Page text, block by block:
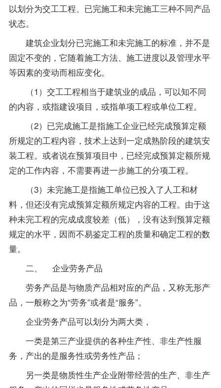
以划分为交工工程、已完施工和未完施工三种不同产品
状态。
建筑企业划分已完施工和未完施工的标准，并不是
固定不变的，它随着施工方法、施工进度以及管理水平
等因素的变动而相应变化。
（1）交工工程相当于建筑业的成品，可以知不同
的内容，或指建设项目，或指单项工程或单位工程。
（2）已完成施工是指施工企业已经完成预算定额
所规定的工程内容，技术上达到一定成熟阶段的建筑安
装工程。或者说在预算项目中，已经完成预算定额所规
定的工作内容，不需要再进一步施工的分项工程。
（3）未完施工是指施工单位已投入了人工和材
料，但还没有完成预算定额所规定内容的工程。由于这
种未完工程的完成成度较差（低），没有达到预算定额
规定的水平，因而不易鉴定工程的质量和确定工程的数
量。
二、 企业劳务产品
劳务产品是与物质产品相对应的产品，又称无形产
品，一般称之为“劳务”或者是“服务”。
企业劳务产品可以划分为两大类，
一类是第三产业提供的各种生产性、非生产性服
务，产出的是服务性或劳务性产品；
另一类是物质性生产企业附带经营的生产、非生产